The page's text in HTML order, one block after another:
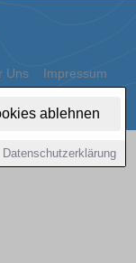
ablehnen
Datenschutzerklärung
Uns Impressum
by: 1a-sites-autos